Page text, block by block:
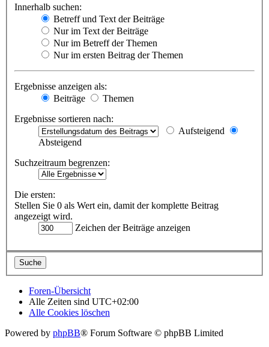
Innerhalb suchen:
Betreff und Text der Beiträge
Nur im Text der Beiträge
Nur im Betreff der Themen
Nur im ersten Beitrag der Themen
Ergebnisse anzeigen als:
Beiträge
Themen
Ergebnisse sortieren nach:
Aufsteigend
Absteigend
Suchzeitraum begrenzen:
Die ersten:
Stellen Sie 0 als Wert ein, damit der komplette Beitrag
angezeigt wird.
Zeichen der Beiträge anzeigen
Foren-Übersicht
Alle Zeiten sind UTC+02:00
Alle Cookies löschen
Powered by phpBB® Forum Software © phpBB Limited